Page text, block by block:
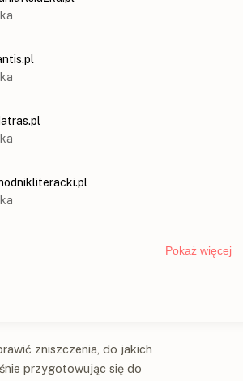
zniszczenia, do jakich
przygotowując się do